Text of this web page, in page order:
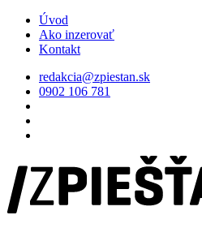
Úvod
Ako inzerovať
Kontakt
redakcia@zpiestan.sk
0902 106 781